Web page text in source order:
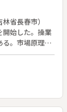
省長春市）
開始した。操業
。市場原理の
大メーカーが激
の経営陣はモ
に増産と品質
績に応じてボ
。